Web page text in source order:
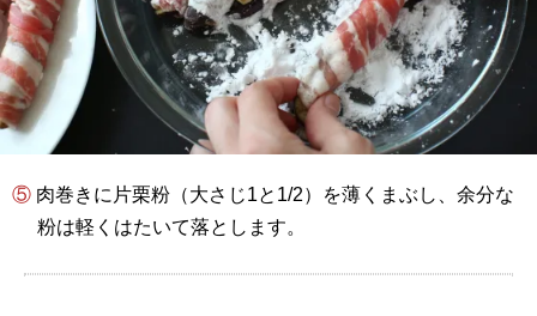
⑤ 肉巻きに片栗粉（大さじ1と1/2）を薄くまぶし、余分な
粉は軽くはたいて落とします。